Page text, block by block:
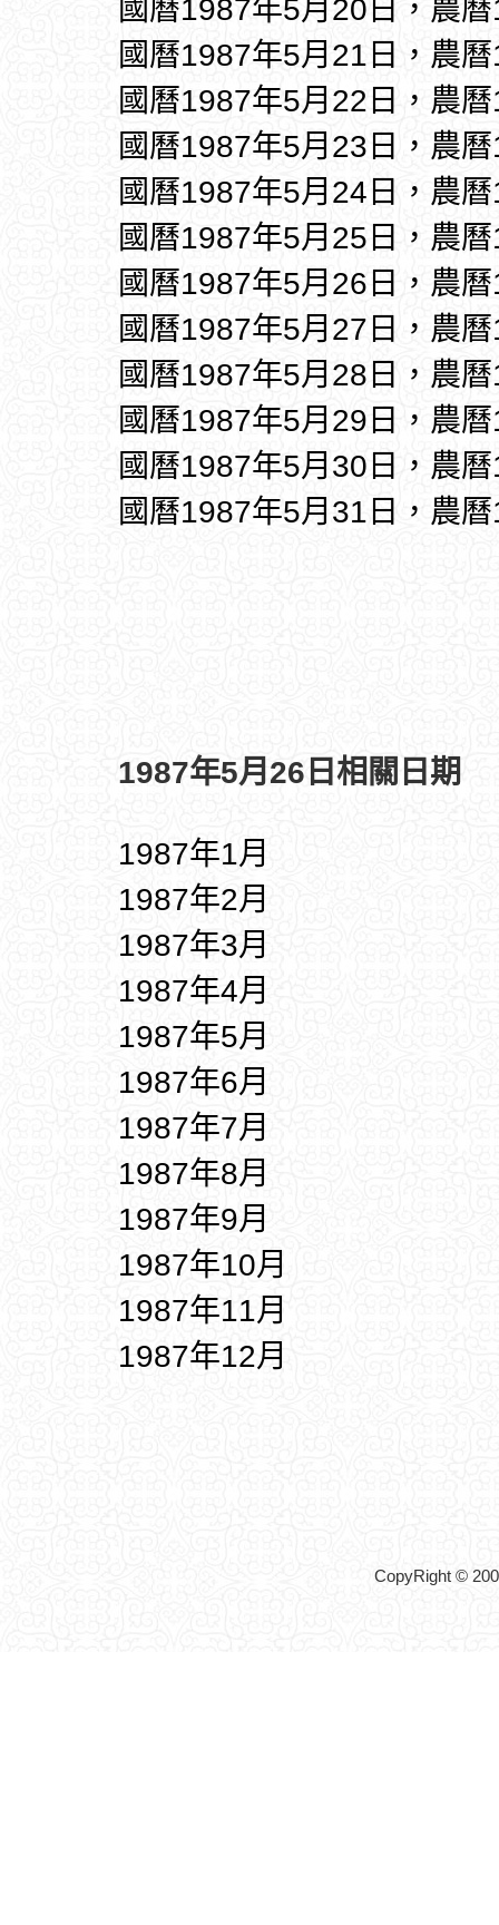
國曆1987年5月20日，農
國曆1987年5月21日，農
國曆1987年5月22日，農
國曆1987年5月23日，農
國曆1987年5月24日，農
國曆1987年5月25日，農
國曆1987年5月26日，農
國曆1987年5月27日，農
國曆1987年5月28日，農
國曆1987年5月29日，農
國曆1987年5月30日，農
國曆1987年5月31日，農
1987年5月26日相關日期
1987年1月
1987年2月
1987年3月
1987年4月
1987年5月
1987年6月
1987年7月
1987年8月
1987年9月
1987年10月
1987年11月
1987年12月
CopyRight ©